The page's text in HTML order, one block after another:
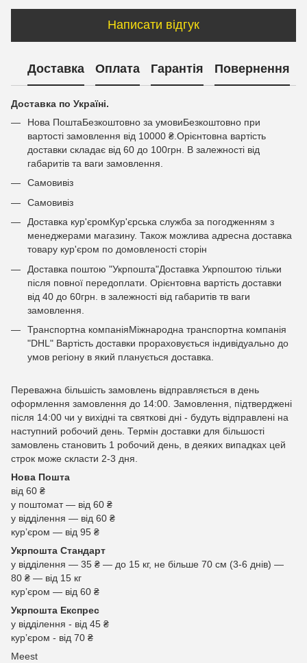
Написати відгук
Доставка Оплата Гарантія Повернення
Доставка по Україні.
Нова ПоштаБезкоштовно за умовиБезкоштовно при
вартості замовлення від 10000 ₴.Орієнтовна вартість
доставки складає від 60 до 100грн. В залежності від
габаритів та ваги замовлення.
Самовивіз
Самовивіз
Доставка кур'єромКур'єрська служба за погодженням з
менеджерами магазину. Також можлива адресна доставка
товару кур'єром по домовленості сторін
Доставка поштою "Укрпошта"Доставка Укрпоштою тільки
після повної передоплати. Орієнтовна вартість доставки
від 40 до 60грн. в залежності від габаритів тв ваги
замовлення.
Транспортна компаніяМіжнародна транспортна компанія
"DHL" Вартість доставки прораховується індивідуально до
умов регіону в який планується доставка.
Переважна більшість замовлень відправляється в день
оформлення замовлення до 14:00. Замовлення, підтверджені
після 14:00 чи у вихідні та святкові дні - будуть відправлені на
наступний робочий день. Термін доставки для більшості
замовлень становить 1 робочий день, в деяких випадках цей
строк може скласти 2-3 дня.
Нова Пошта
від 60 ₴
у поштомат — від 60 ₴
у відділення — від 60 ₴
курʼєром — від 95 ₴
Укрпошта Стандарт
у відділення — 35 ₴ — до 15 кг, не більше 70 см (3-6 днів) —
80 ₴ — від 15 кг
курʼєром — від 60 ₴
Укрпошта Експрес
у відділення - від 45 ₴
курʼєром - від 70 ₴
Meest